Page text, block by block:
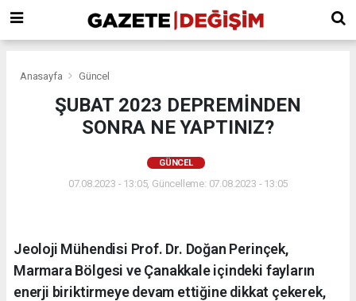
Anasayfa Güncel
ŞUBAT 2023 DEPREMİNDEN
SONRA NE YAPTINIZ?
GÜNCEL
07.08.2023 - 13:05, Güncelleme: 07.08.2023 - 13:05
Jeoloji Mühendisi Prof. Dr. Doğan Perinçek,
Marmara Bölgesi ve Çanakkale içindeki fayların
enerji biriktirmeye devam ettiğine dikkat çekerek,